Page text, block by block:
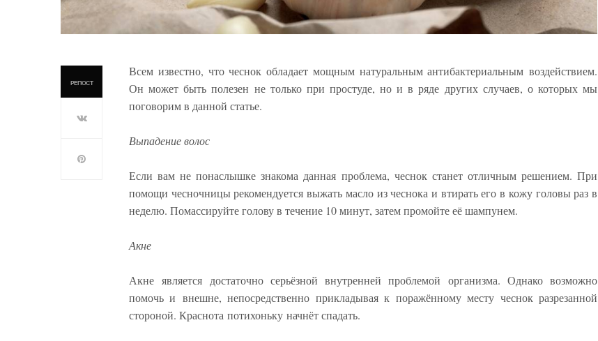
РЕПОСТ
Всем известно, что чеснок обладает мощным натуральным антибактериальным воздействием.
Он может быть полезен не только при простуде, но и в ряде других случаев, о которых мы
поговорим в данной статье.
Выпадение волос
Если вам не понаслышке знакома данная проблема, чеснок станет отличным решением. При
помощи чесночницы рекомендуется выжать масло из чеснока и втирать его в кожу головы раз в
неделю. Помассируйте голову в течение 10 минут, затем промойте её шампунем.
Акне
Акне является достаточно серьёзной внутренней проблемой организма. Однако возможно
помочь и внешне, непосредственно прикладывая к поражённому месту чеснок разрезанной
стороной. Краснота потихоньку начнёт спадать.